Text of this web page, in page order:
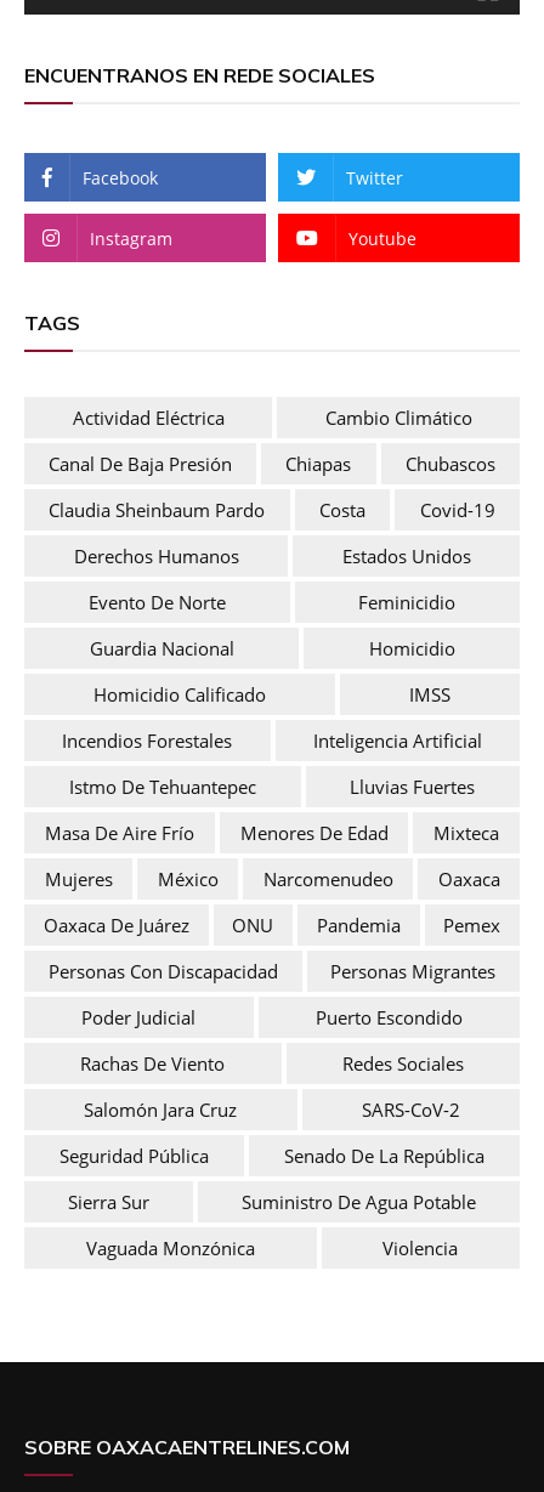
ENCUENTRANOS EN REDE SOCIALES
Facebook Twitter
Instagram Youtube
TAGS
Actividad Eléctrica
Cambio Climático
Canal De Baja Presión
Chiapas
Chubascos
Claudia Sheinbaum Pardo
Costa
Covid-19
Derechos Humanos
Estados Unidos
Evento De Norte
Feminicidio
Guardia Nacional
Homicidio
Homicidio Calificado
IMSS
Incendios Forestales
Inteligencia Artificial
Istmo De Tehuantepec
Lluvias Fuertes
Masa De Aire Frío
Menores De Edad
Mixteca
Mujeres
México Narcomenudeo
Oaxaca
Oaxaca De Juárez
ONU Pandemia
Pemex
Personas Con Discapacidad
Personas Migrantes
Poder Judicial
Puerto Escondido
Rachas De Viento
Redes Sociales
Salomón Jara Cruz
SARS-CoV-2
Seguridad Pública
Senado De La República
Sierra Sur
Suministro De Agua Potable
Vaguada Monzónica
Violencia
SOBRE OAXACAENTRELINES.COM